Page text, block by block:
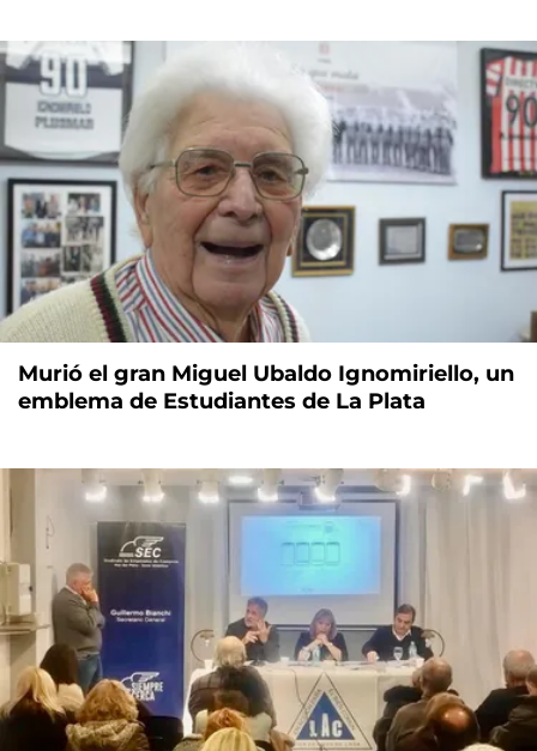
Murió el gran Miguel Ubaldo Ignomiriello, un
emblema de Estudiantes de La Plata